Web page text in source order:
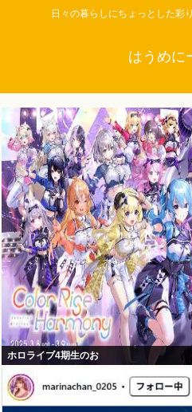
日々の暮らしにちょっとした彩
はうめに
ホロライブ4期生のお